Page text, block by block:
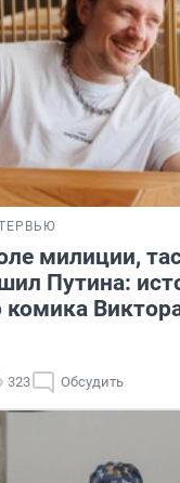
милиции,
Путина:
комика
323 Обсудить